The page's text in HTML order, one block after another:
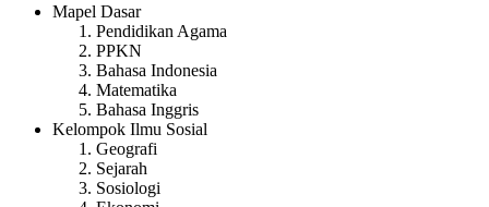
Mapel Dasar
Pendidikan Agama
PPKN
Bahasa Indonesia
Matematika
Bahasa Inggris
Kelompok Ilmu Sosial
Geografi
Sejarah
Sosiologi